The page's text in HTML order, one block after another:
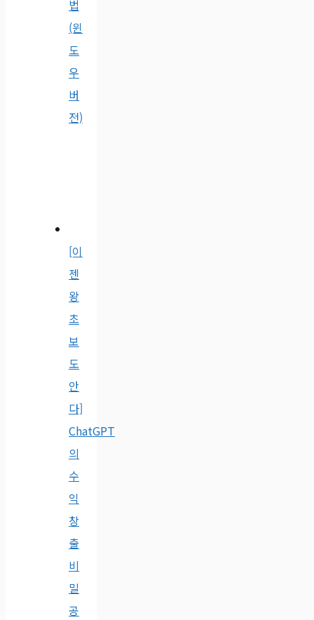
법
(윈
도
우
버
전)
[이
젠
왕
초
보
도
안
다]
ChatGPT
의
수
익
창
출
비
밀
공